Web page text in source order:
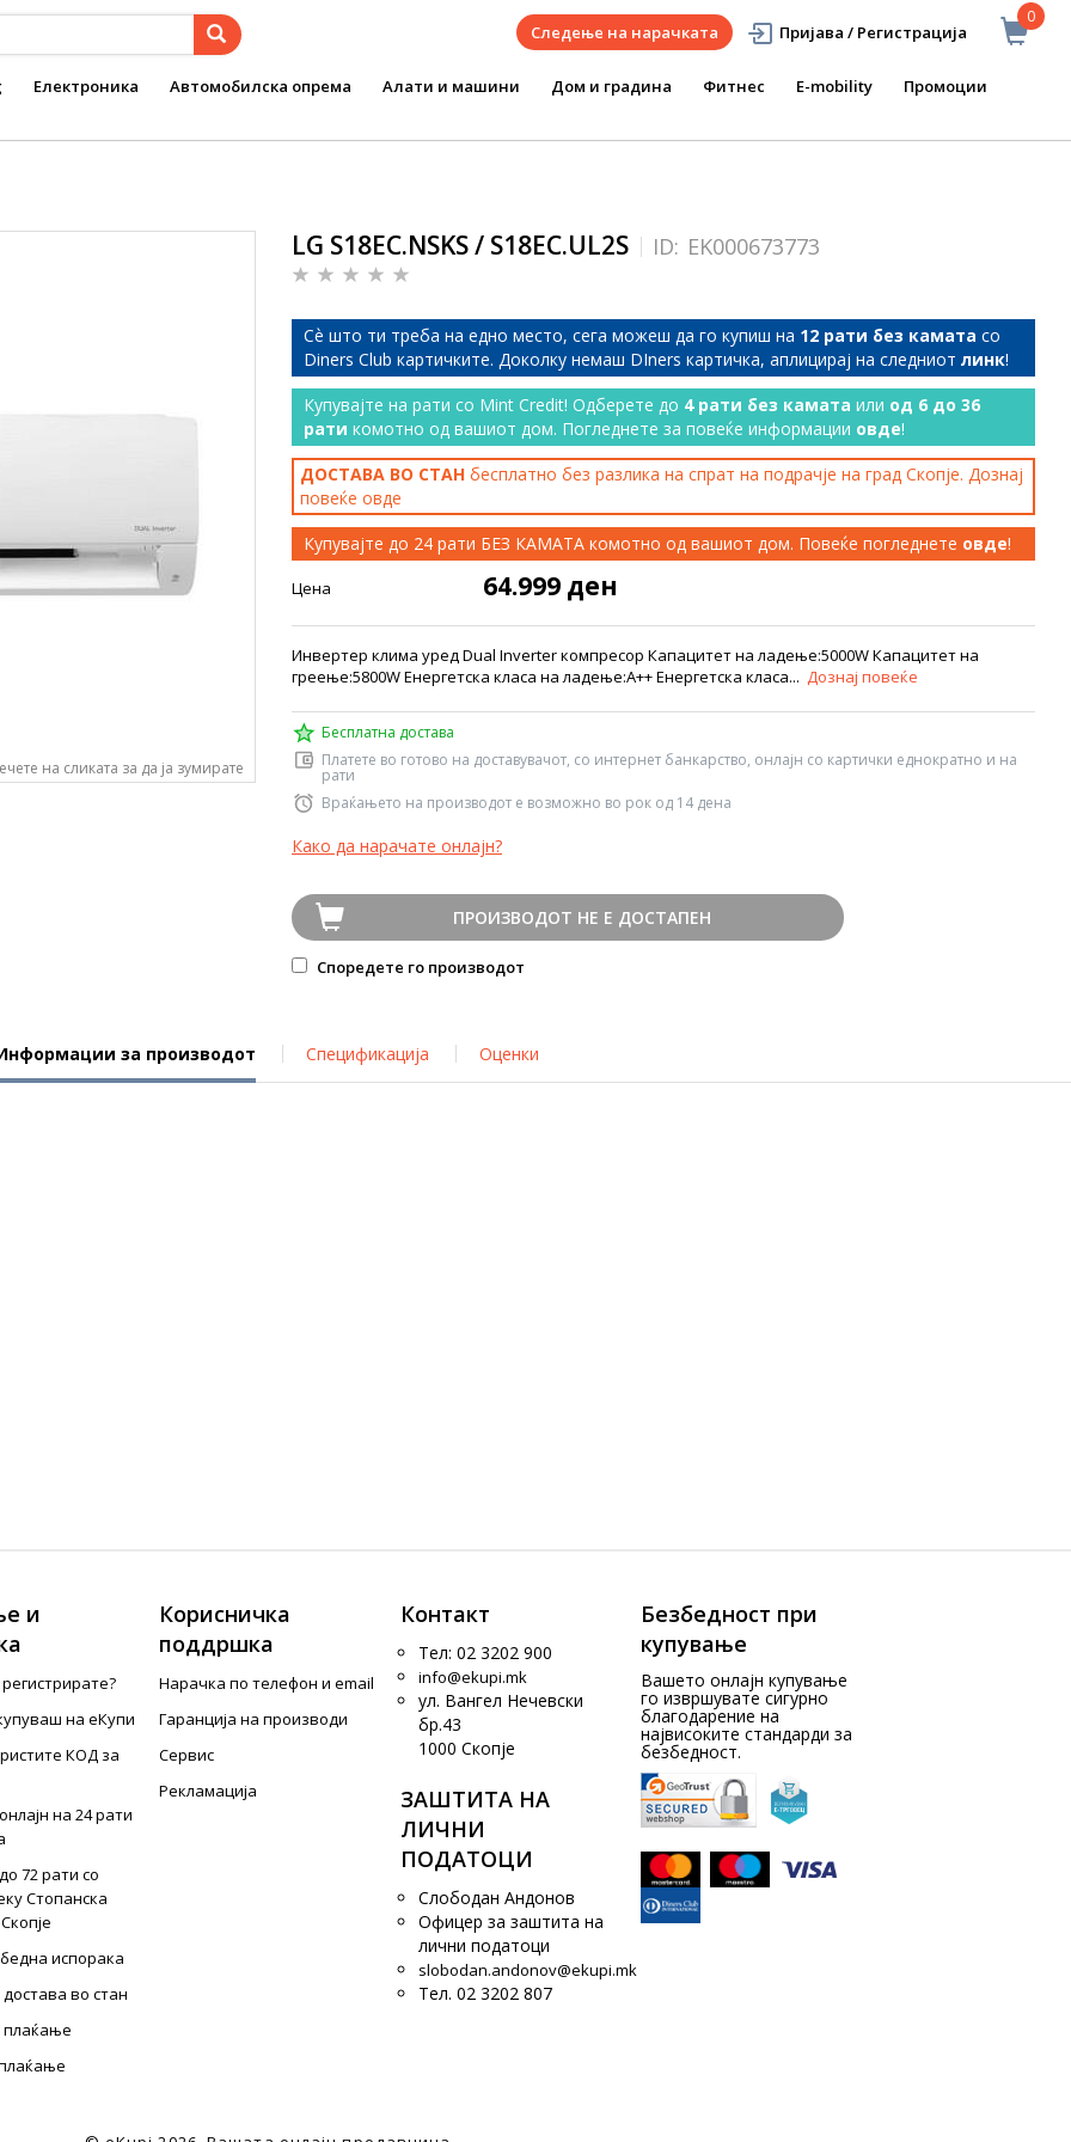
0
Следење на нарачката Пријава / Регистрација
Електроника Автомобилска опрема Алати и машини Дом и градина Фитнес E-mobility Промоции
на сликата за да ја зумирате
LG S18EC.NSKS / S18EC.UL2S ID: EK000673773
Сѐ што ти треба на едно место, сега можеш да го купиш на 12 рати без камата со
Diners Club картичките. Доколку немаш DIners картичка, аплицирај на следниот линк!
Купувајте на рати со Mint Credit! Одберете до 4 рати без камата или од 6 до 36
рати комотно од вашиот дом. Погледнете за повеќе информации овде!
ДОСТАВА ВО СТАН бесплатно без разлика на спрат на подрачје на град Скопје. Дознај
повеќе овде
Купувајте до 24 рати БЕЗ КАМАТА комотно од вашиот дом. Повеќе погледнете овде!
Цена 64.999 ден
Инвертер клима уред Dual Inverter компресор Капацитет на ладење:5000W Капацитет на
греење:5800W Енергетска класа на ладење:А++ Енергетска класа... Дознај повеќе
Бесплатна достава
Платете во готово на доставувачот, со интернет банкарство, онлајн со картички еднократно и на
рати
Враќањето на производот е возможно во рок од 14 дена
Како да нарачате онлајн?
ПРОИЗВОДОТ НЕ Е ДОСТАПЕН
Споредете го производот
за производот Спецификација Оценки
и
на еКупи
КОД за
на 24 рати
72 рати со
Стопанска
испорака
во стан
Корисничка
поддршка
Нарачка по телефон и еmail
Гаранција на производи
Сервис
Рекламација
Контакт
Тел: 02 3202 900
info@ekupi.mk
ул. Вангел Нечевски
бр.43
1000 Скопје
ЗАШТИТА НА
ЛИЧНИ
ПОДАТОЦИ
Слободан Андонов
Офицер за заштита на
лични податоци
slobodan.andonov@ekupi.mk
Тел. 02 3202 807
Безбедност при
купување
Вашето онлајн купување
го извршувате сигурно
благодарение на
највисоките стандарди за
безбедност.